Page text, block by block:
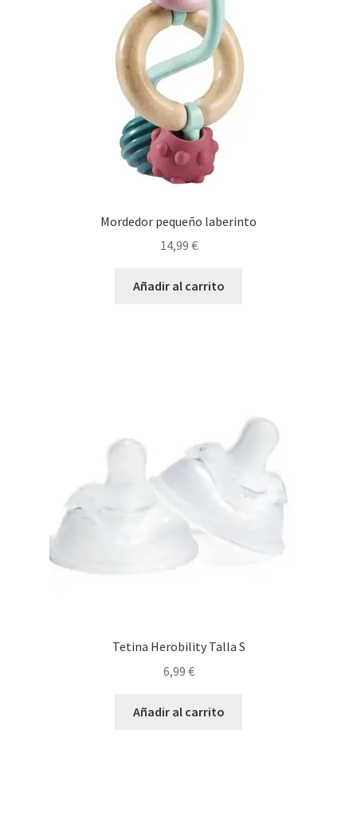
Mordedor pequeño laberinto
14,99 €
Añadir al carrito
Tetina Herobility Talla S
6,99 €
Añadir al carrito